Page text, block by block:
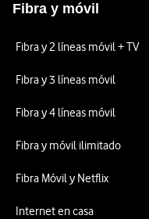
Fibra y móvil
Fibra y 2 líneas móvil + TV
Fibra y 3 líneas móvil
Fibra y 4 líneas móvil
Fibra y móvil ilimitado
Fibra Móvil y Netflix
Internet en casa